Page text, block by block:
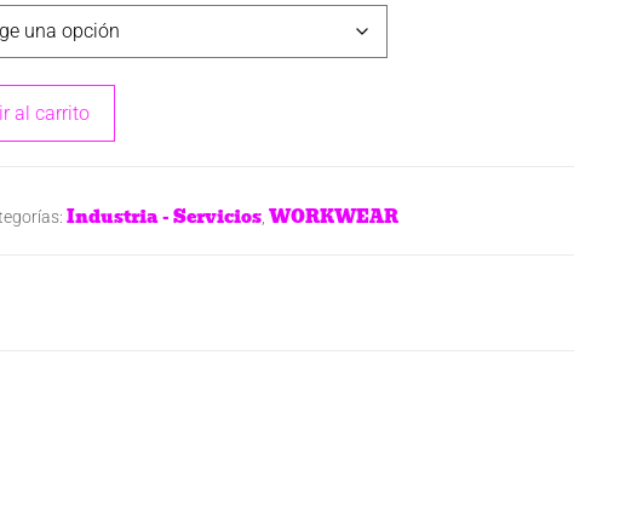
al carrito
Industria - Servicios, WORKWEAR